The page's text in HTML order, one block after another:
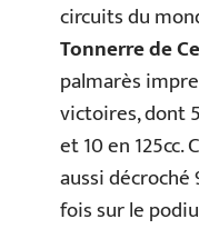
circuits du
Tonnerre de
palmarès
victoires, dont
et 10 en 125cc.
aussi décroché
fois sur le